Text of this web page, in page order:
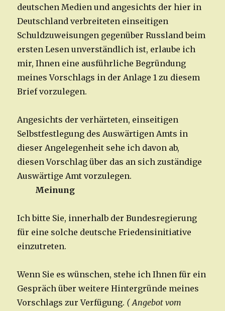
deutschen Medien und angesichts der hier in
Deutschland verbreiteten einseitigen
Schuldzuweisungen gegenüber Russland beim
ersten Lesen unverständlich ist, erlaube ich
mir, Ihnen eine ausführliche Begründung
meines Vorschlags in der Anlage 1 zu diesem
Brief vorzulegen.
Angesichts der verhärteten, einseitigen
Selbstfestlegung des Auswärtigen Amts in
dieser Angelegenheit sehe ich davon ab,
diesen Vorschlag über das an sich zuständige
Auswärtige Amt vorzulegen.
Meinung
Ich bitte Sie, innerhalb der Bundesregierung
für eine solche deutsche Friedensinitiative
einzutreten.
Wenn Sie es wünschen, stehe ich Ihnen für ein
Gespräch über weitere Hintergründe meines
Vorschlags zur Verfügung. ( Angebot vom